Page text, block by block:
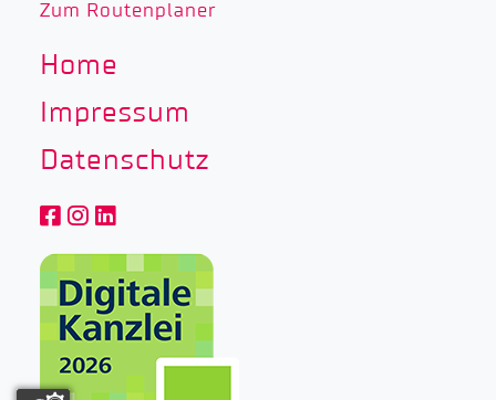
Zum Routenplaner
Home
Impressum
Datenschutz